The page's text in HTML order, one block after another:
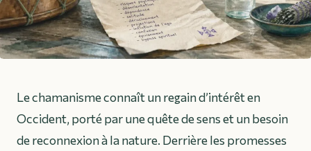
Le chamanisme connaît un regain d’intérêt en
Occident, porté par une quête de sens et un besoin
de reconnexion à la nature. Derrière les promesses